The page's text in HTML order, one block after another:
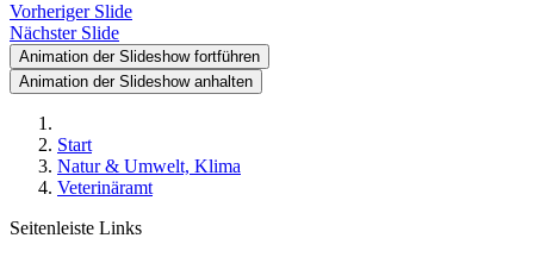
Vorheriger Slide
Nächster Slide
Animation der Slideshow fortführen
Animation der Slideshow anhalten
Start
Natur & Umwelt, Klima
Veterinäramt
Seitenleiste Links